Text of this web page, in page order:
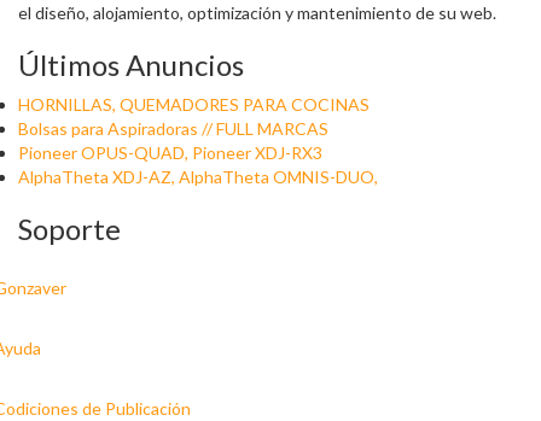
el diseño, alojamiento, optimización y mantenimiento de su web.
Últimos Anuncios
HORNILLAS, QUEMADORES PARA COCINAS
Bolsas para Aspiradoras // FULL MARCAS
Pioneer OPUS-QUAD, Pioneer XDJ-RX3
AlphaTheta XDJ-AZ, AlphaTheta OMNIS-DUO,
Soporte
de Publicación